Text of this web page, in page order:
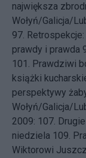
największa
Wołyń/Galicja/
97.
prawdy i prawda
101. Prawdziwi
książki
perspektywy
Wołyń/Galicja/
2009: 107.
niedziela 109.
Wiktorowi